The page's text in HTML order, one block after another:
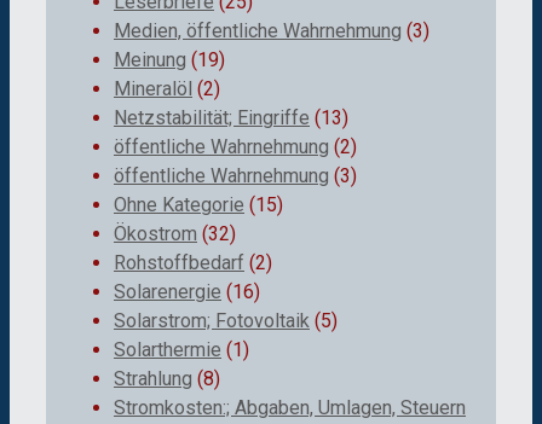
Medien, öffentliche Wahrnehmung (3)
Meinung (19)
Mineralöl (2)
Netzstabilität; Eingriffe (13)
öffentliche Wahrnehmung (2)
öffentliche Wahrnehmung (3)
Ohne Kategorie (15)
Ökostrom (32)
Rohstoffbedarf (2)
Solarenergie (16)
Solarstrom; Fotovoltaik (5)
Solarthermie (1)
Strahlung (8)
Stromkosten:; Abgaben, Umlagen, Steuern